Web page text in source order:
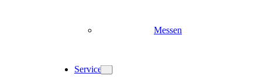
Messen
Service